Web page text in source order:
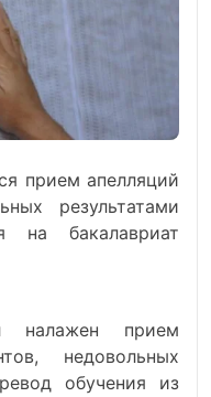
прием апелляций
результатами
на
бакалавриат
налажен
прием
, недовольных
обучения из